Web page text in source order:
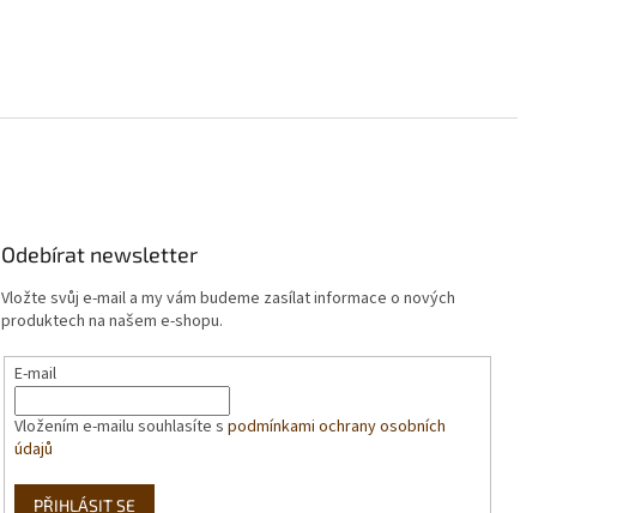
Odebírat newsletter
Vložte svůj e-mail a my vám budeme zasílat informace o nových
produktech na našem e-shopu.
E-mail
Vložením e-mailu souhlasíte spodmínkami ochrany osobních
údajů
PŘIHLÁSIT SE